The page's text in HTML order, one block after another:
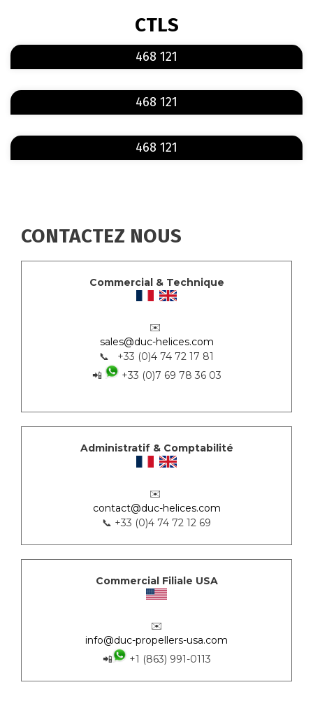
CTLS
468 121
468 121
468 121
CONTACTEZ NOUS
Commercial & Technique
✉️
sales@duc-helices.com
📞 +33 (0)4 74 72 17 81
📲
+33 (0)7 69 78 36 03
Administratif & Comptabilité
✉️
contact@duc-helices.com
📞 +33 (0)4 74 72 12 69
Commercial Filiale USA
✉️
info@duc-propellers-usa.com
📲
+1 (863) 991-0113